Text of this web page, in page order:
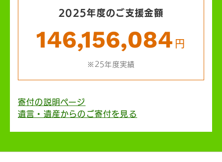
2025年度のご支援金額
146,156,084 円
※25年度実績
寄付の説明ページ
遺言・遺産からのご寄付を見る